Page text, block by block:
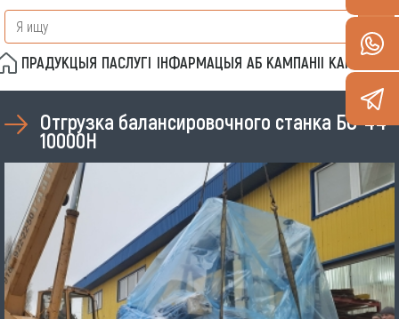
ПРАДУКЦЫЯ ПАСЛУГІ ІНФАРМАЦЫЯ АБ КАМПАНІІ КАНТАКТЫ
Отгрузка балансировочного станка БС-44-
10000Н